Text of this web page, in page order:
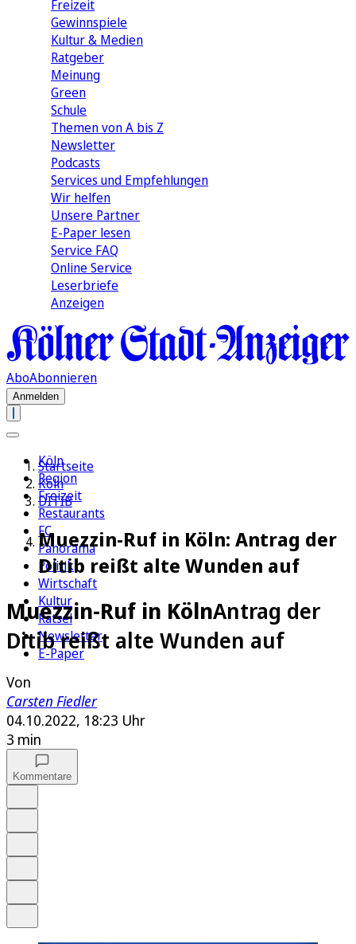
Freizeit
Gewinnspiele
Kultur & Medien
Ratgeber
Meinung
Green
Schule
Themen von A bis Z
Newsletter
Podcasts
Services und Empfehlungen
Wir helfen
Unsere Partner
E-Paper lesen
Service FAQ
Online Service
Leserbriefe
Anzeigen
AboAbonnieren
Anmelden
Köln
Region
Freizeit
Restaurants
FC
Panorama
Politik
Wirtschaft
Kultur
Rätsel
Newsletter
E-Paper
Startseite
Köln
DITIB
Muezzin-Ruf in Köln: Antrag der
Ditib reißt alte Wunden auf
Muezzin-Ruf in KölnAntrag der
Ditib reißt alte Wunden auf
Von
Carsten Fiedler
04.10.2022, 18:23 Uhr
3 min
Kommentare